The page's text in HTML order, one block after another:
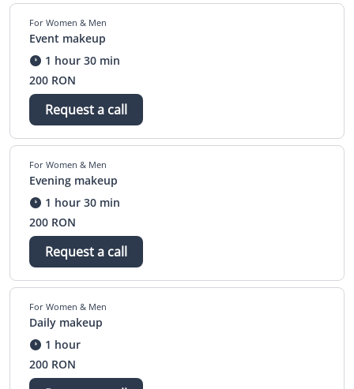
For Women & Men
Event makeup
1 hour 30 min
200 RON
Request a call
For Women & Men
Evening makeup
1 hour 30 min
200 RON
Request a call
For Women & Men
Daily makeup
1 hour
200 RON